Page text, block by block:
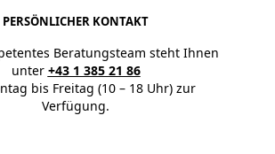
PERSÖNLICHER KONTAKT
Beratungsteam steht Ihnen
unter +43 1 385 21 86
bis Freitag (10 – 18 Uhr) zur
Verfügung.